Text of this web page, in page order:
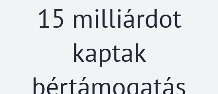
15 milliárdot
kaptak
bértámogatás